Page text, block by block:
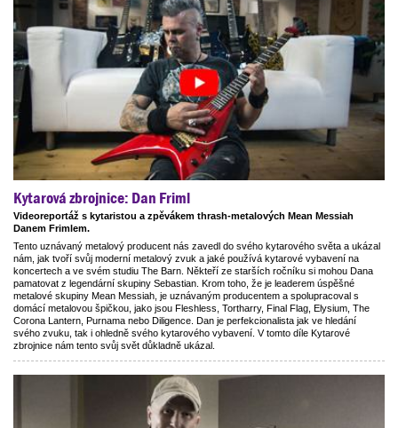
Kytarová zbrojnice: Dan Friml
Videoreportáž s kytaristou a zpěvákem thrash-metalových Mean Messiah
Danem Frimlem.
Tento uznávaný metalový producent nás zavedl do svého kytarového světa a ukázal
nám, jak tvoří svůj moderní metalový zvuk a jaké používá kytarové vybavení na
koncertech a ve svém studiu The Barn. Někteří ze starších ročníku si mohou Dana
pamatovat z legendární skupiny Sebastian. Krom toho, že je leaderem úspěšné
metalové skupiny Mean Messiah, je uznávaným producentem a spolupracoval s
domácí metalovou špičkou, jako jsou Fleshless, Tortharry, Final Flag, Elysium, The
Corona Lantern, Purnama nebo Diligence. Dan je perfekcionalista jak ve hledání
svého zvuku, tak i ohledně svého kytarového vybavení. V tomto díle Kytarové
zbrojnice nám tento svůj svět důkladně ukázal.